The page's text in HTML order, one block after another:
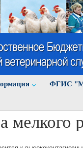
ФГИС
мелкого